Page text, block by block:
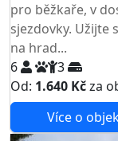
pro běžkaře, v
sjezdovky. Užijte
na hrad...
6
3
Od: 1.640 Kčza
Více o